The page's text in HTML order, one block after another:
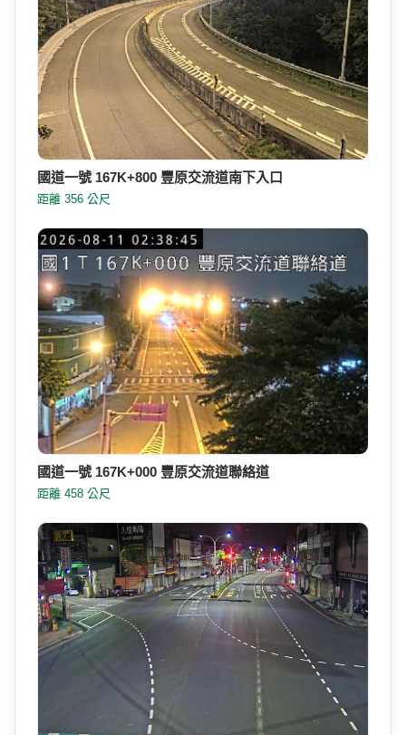
國道一號 167K+800 豐原交流道南下入口
距離 356 公尺
國道一號 167K+000 豐原交流道聯絡道
距離 458 公尺